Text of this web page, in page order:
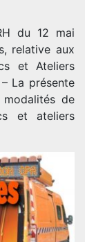
du 12 mai
relative aux
et Ateliers
La présente
de
et ateliers